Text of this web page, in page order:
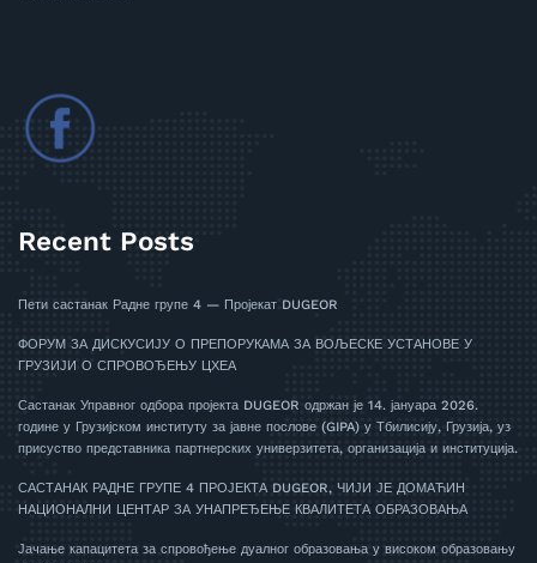
Recent Posts
Пети састанак Радне групе 4 — Пројекат DUGEOR
ФОРУМ ЗА ДИСКУСИЈУ О ПРЕПОРУКАМА ЗА ВОЉЕСКЕ УСТАНОВЕ У
ГРУЗИЈИ О СПРОВОЂЕЊУ ЦХЕА
Састанак Управног одбора пројекта DUGEOR одржан је 14. јануара 2026.
године у Грузијском институту за јавне послове (GIPA) у Тбилисију, Грузија, уз
присуство представника партнерских универзитета, организација и институција.
САСТАНАК РАДНЕ ГРУПЕ 4 ПРОЈЕКТА DUGEOR, ЧИЈИ ЈЕ ДОМАЋИН
НАЦИОНАЛНИ ЦЕНТАР ЗА УНАПРЕЂЕЊЕ КВАЛИТЕТА ОБРАЗОВАЊА
Јачање капацитета за спровођење дуалног образовања у високом образовању